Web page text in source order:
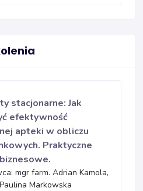
stacjonarne: Jak
efektywność
apteki w obliczu
Praktyczne
mgr farm. Adrian Kamola,
Markowska